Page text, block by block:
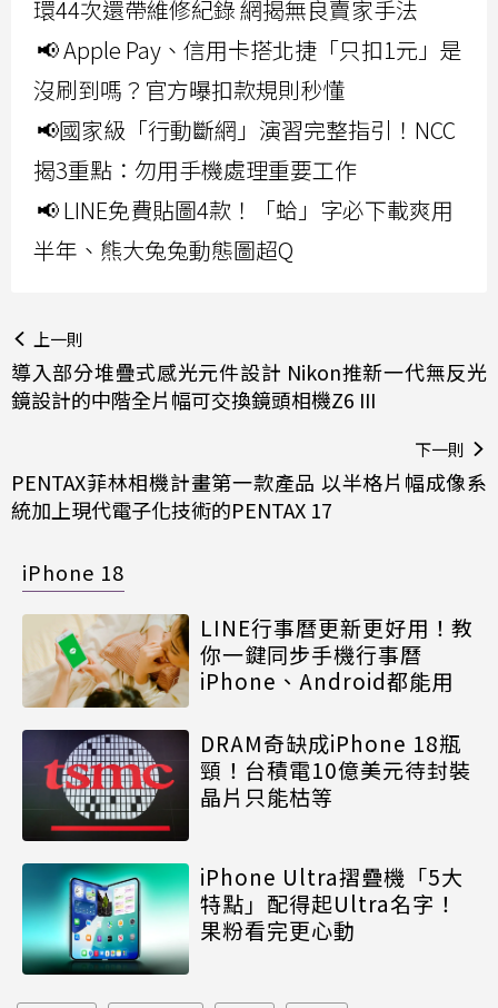
環44次還帶維修紀錄 網揭無良賣家手法
📢 Apple Pay、信用卡搭北捷「只扣1元」是
沒刷到嗎？官方曝扣款規則秒懂
📢國家級「行動斷網」演習完整指引！NCC
揭3重點：勿用手機處理重要工作
📢 LINE免費貼圖4款！「蛤」字必下載爽用
半年、熊大兔兔動態圖超Q
上一則
導入部分堆疊式感光元件設計 Nikon推新一代無反光
鏡設計的中階全片幅可交換鏡頭相機Z6 III
下一則
PENTAX菲林相機計畫第一款產品 以半格片幅成像系
統加上現代電子化技術的PENTAX 17
iPhone 18
LINE行事曆更新更好用！教
你一鍵同步手機行事曆
iPhone、Android都能用
DRAM奇缺成iPhone 18瓶
頸！台積電10億美元待封裝
晶片只能枯等
iPhone Ultra摺疊機「5大
特點」配得起Ultra名字！
果粉看完更心動